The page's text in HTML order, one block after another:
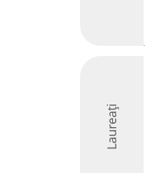
Laureați